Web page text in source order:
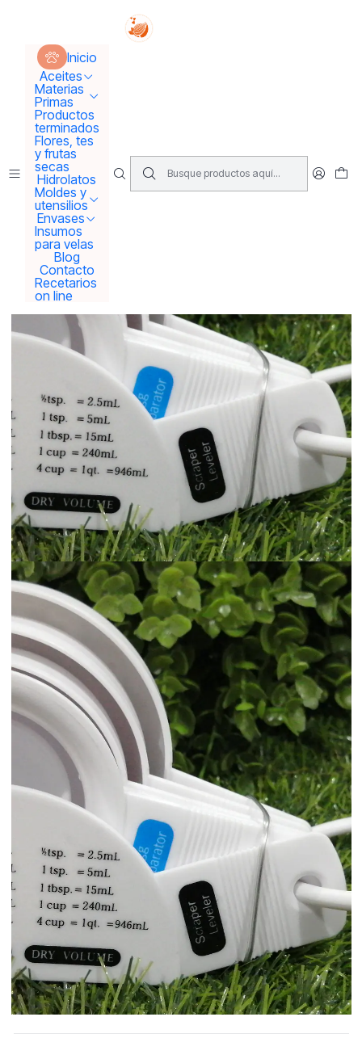
Inicio
Aceites
Materias
Primas
Productos
terminados
Flores, tes
y frutas
secas
Hidrolatos
Moldes y
utensilios
Envases
Insumos
para velas
Blog
Contacto
Recetarios
on line
Tus sueños se concretan aquí !!!
Cuchara medidora con tabla de medidas